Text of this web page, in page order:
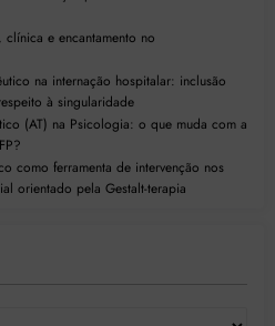
e encantamento no
na internação hospitalar: inclusão
à singularidade
(AT) na Psicologia: o que muda com a
como ferramenta de intervenção nos
orientado pela Gestalt-terapia